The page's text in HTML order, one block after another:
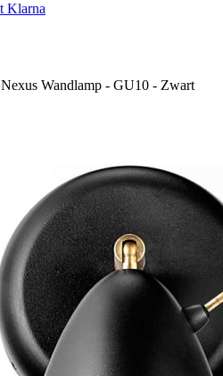
Klarna
Wandlamp - GU10 - Zwart